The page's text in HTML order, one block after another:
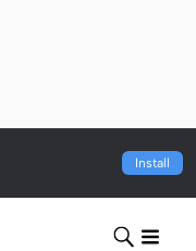
Install